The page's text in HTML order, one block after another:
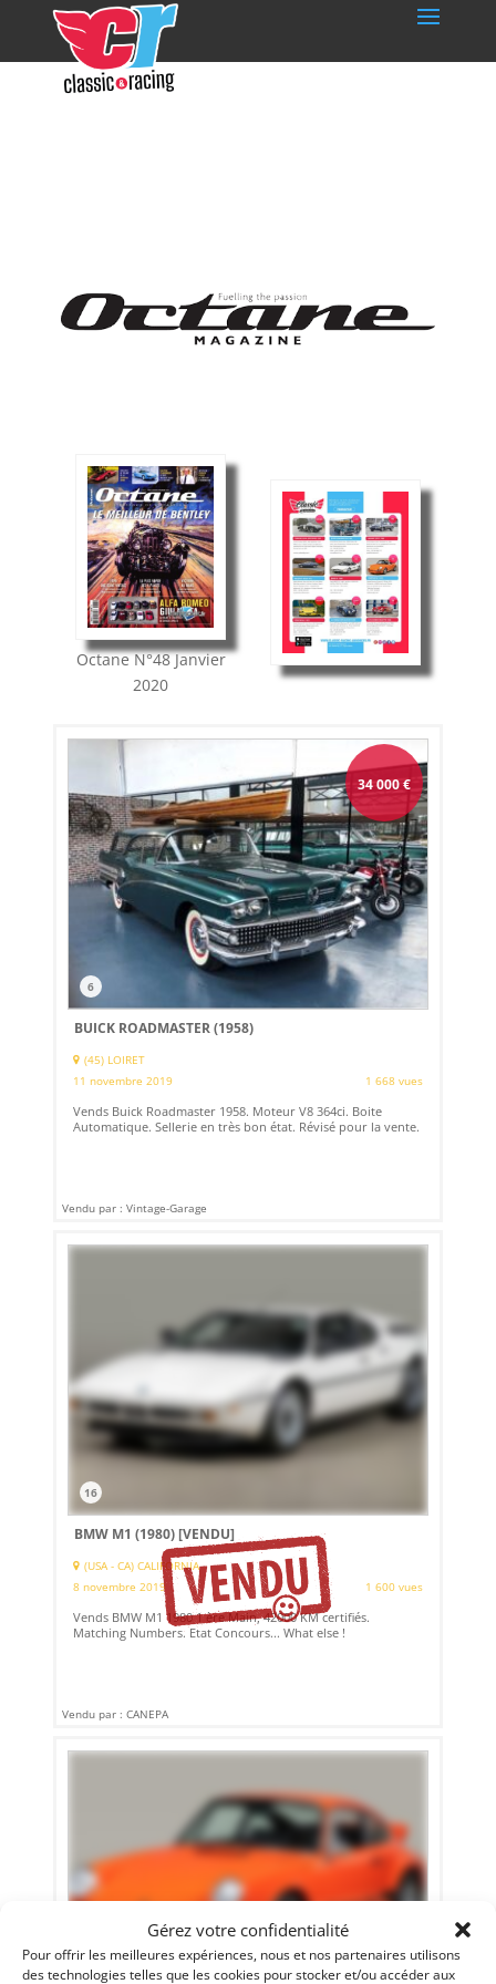
Gérez votre confidentialité
Pour offrir les meilleures expériences, nous et nos partenaires utilisons
des technologies telles que les cookies pour stocker et/ou accéder aux
OctaneN°48Janvier
2020
34 000€
6
BUICK ROADMASTER (1958)
(45) LOIRET
11 novembre 2019
1 668 vues
Vends Buick Roadmaster 1958. Moteur V8 364ci. Boite
Automatique. Sellerie en très bon état. Révisé pour la vente.
Vendu par : Vintage-Garage
16
BMW M1 (1980)[VENDU]
(USA - CA) CALIFORNIA
8 novembre 2019
1 600 vues
Vends BMW M1 1980 1 ère Main, 42000 KM certifiés.
Matching Numbers. Etat Concours... What else !
Vendu par : CANEPA